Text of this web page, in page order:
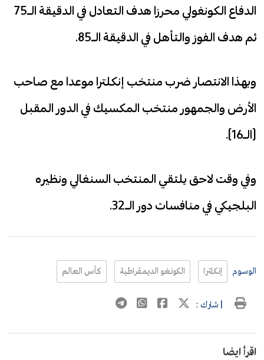
الدفاع الكونغولي محرزا هدف التعادل في الدقيقة الـ75
ثم هدف الفوز والتأهل في الدقيقة الـ85.
وبهذا الانتصار ضرب منتخب إنكلترا موعدا مع صاحب
الأرض والجمهور منتخب المكسيك في الدور المقبل
(الـ16).
وفي وقت لاحق يلتقي المنتخب السنغالي ونظيره
البلجيكي في منافسات دور الـ32.
الوسوم إنكلترا الكونغو الديمقراطية كأس العالم
| شارك :
اقرأ ايضا